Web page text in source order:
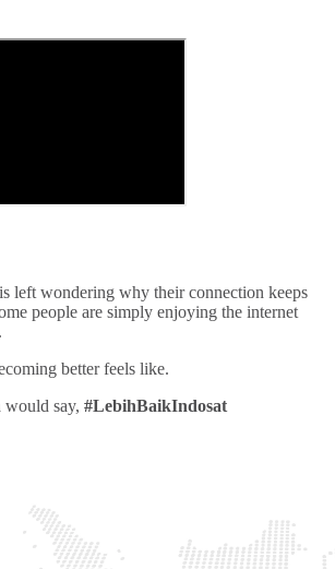
left wondering why their connection keeps
people are simply enjoying the internet
better feels like.
would say, #LebihBaikIndosat